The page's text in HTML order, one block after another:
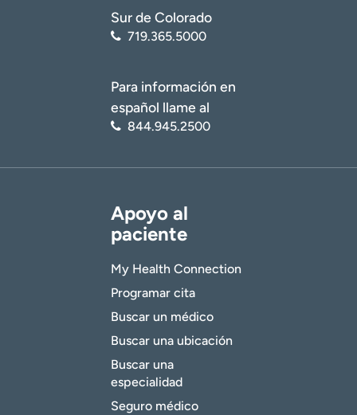
Sur de Colorado
719.365.5000
Para información en
español llame al
844.945.2500
Apoyo al
paciente
My Health Connection
Programar cita
Buscar un médico
Buscar una ubicación
Buscar una
especialidad
Seguro médico